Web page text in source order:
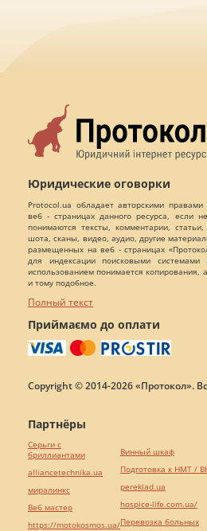
Юридические оговорки
Protocol.ua обладает авторскими
веб - страницах данного ресурса, если
понимаются тексты, комментарии,
шота, сканы, видео, аудио, другие
размещенных на веб - страницах
для индексации поисковыми
использованием понимается копирования,
и тому подобное.
Полный текст
Приймаємо до оплати
Copyright © 2014-2026 «Протокол».
Партнёры
Серьги с
бриллиантами
alliancetechnika.ua
миралинкс
Веб мастер
https://motokosmos.ua/
Винный шкаф
Подготовка к НМТ /
pereklad.ua
hospice-life.com.ua/
Перевозка больных